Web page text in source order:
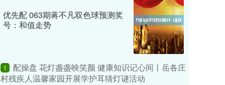
优先配 063期蒋不凡双色球预测奖
号：和值走势
1
配操盘 花灯盏盏映笑颜 健康知识记心间丨岳各庄
村残疾人温馨家园开展学护耳猜灯谜活动